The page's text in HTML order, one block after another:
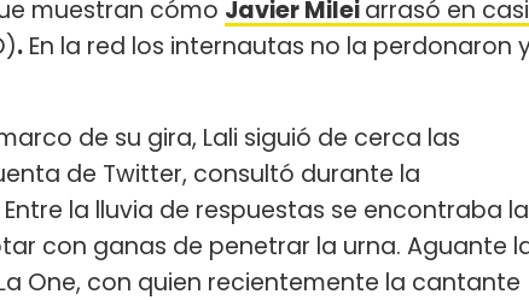
muestran cómo Javier Mileiarrasó en casi
. En la red los internautas no la perdonaron
de su gira, Lali siguió de cerca las
de Twitter, consultó durante la
Entre la lluvia de respuestas se encontraba la
con ganas de penetrar la urna. Aguante
One, con quien recientemente la cantante